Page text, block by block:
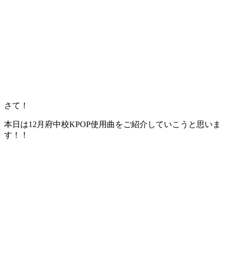
さて！
本日は12月府中校KPOP使用曲をご紹介していこうと思いま
す！！